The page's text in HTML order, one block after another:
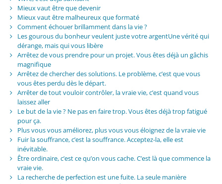
Mieux vaut être que devenir
Mieux vaut être malheureux que formaté
Comment échouer brillamment dans la vie ?
Les gourous du bonheur veulent juste votre argentUne vérité qui
dérange, mais qui vous libère
Arrêtez de vous prendre pour un projet. Vous êtes déjà un gâchis
magnifique
Arrêtez de chercher des solutions. Le problème, c’est que vous
vous êtes perdu dès le départ.
Arrêter de tout vouloir contrôler, la vraie vie, c’est quand vous
laissez aller
Le but de la vie ? Ne pas en faire trop. Vous êtes déjà trop fatigué
pour ça.
Plus vous vous améliorez, plus vous vous éloignez de la vraie vie
Fuir la souffrance, c’est la souffrance. Acceptez-la, elle est
inévitable.
Être ordinaire, c’est ce qu’on vous cache. C’est là que commence la
vraie vie.
La recherche de perfection est une fuite. La seule manière